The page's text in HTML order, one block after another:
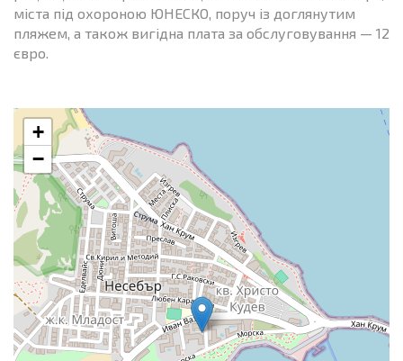
міста під охороною ЮНЕСКО, поруч із доглянутим
пляжем, а також вигідна плата за обслуговування — 12
євро.
+
−